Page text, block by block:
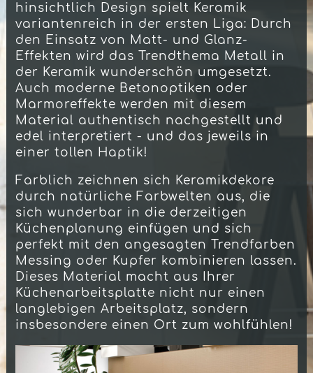
hinsichtlich Design spielt Keramik
variantenreich in der ersten Liga: Durch
den Einsatz von Matt- und Glanz-
Effekten wird das Trendthema Metall in
der Keramik wunderschön umgesetzt.
Auch moderne Betonoptiken oder
Marmoreffekte werden mit diesem
Material authentisch nachgestellt und
edel interpretiert - und das jeweils in
einer tollen Haptik!
Farblich zeichnen sich Keramikdekore
durch natürliche Farbwelten aus, die
sich wunderbar in die derzeitigen
Küchenplanung einfügen und sich
perfekt mit den angesagten Trendfarben
Messing oder Kupfer kombinieren lassen.
Dieses Material macht aus Ihrer
Küchenarbeitsplatte nicht nur einen
langlebigen Arbeitsplatz, sondern
insbesondere einen Ort zum wohlfühlen!